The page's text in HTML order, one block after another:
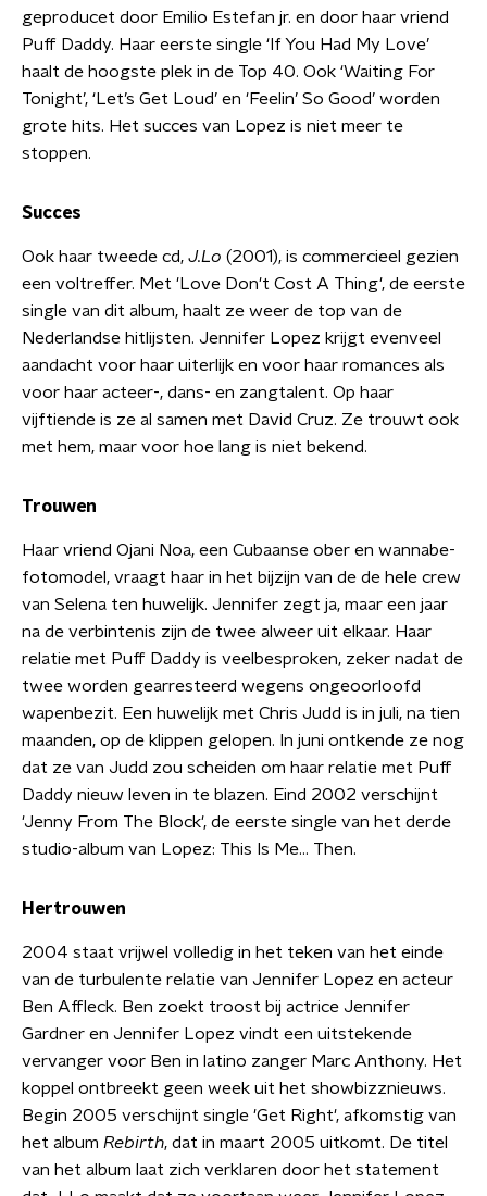
geproducet door Emilio Estefan jr. en door haar vriend
Puff Daddy. Haar eerste single ‘If You Had My Love’
haalt de hoogste plek in de Top 40. Ook ‘Waiting For
Tonight’, ‘Let’s Get Loud’ en 'Feelin’ So Good’ worden
grote hits. Het succes van Lopez is niet meer te
stoppen.
Succes
Ook haar tweede cd, J.Lo (2001), is commercieel gezien
een voltreffer. Met 'Love Don't Cost A Thing', de eerste
single van dit album, haalt ze weer de top van de
Nederlandse hitlijsten. Jennifer Lopez krijgt evenveel
aandacht voor haar uiterlijk en voor haar romances als
voor haar acteer-, dans- en zangtalent. Op haar
vijftiende is ze al samen met David Cruz. Ze trouwt ook
met hem, maar voor hoe lang is niet bekend.
Trouwen
Haar vriend Ojani Noa, een Cubaanse ober en wannabe-
fotomodel, vraagt haar in het bijzijn van de de hele crew
van Selena ten huwelijk. Jennifer zegt ja, maar een jaar
na de verbintenis zijn de twee alweer uit elkaar. Haar
relatie met Puff Daddy is veelbesproken, zeker nadat de
twee worden gearresteerd wegens ongeoorloofd
wapenbezit. Een huwelijk met Chris Judd is in juli, na tien
maanden, op de klippen gelopen. In juni ontkende ze nog
dat ze van Judd zou scheiden om haar relatie met Puff
Daddy nieuw leven in te blazen. Eind 2002 verschijnt
'Jenny From The Block', de eerste single van het derde
studio-album van Lopez: This Is Me... Then.
Hertrouwen
2004 staat vrijwel volledig in het teken van het einde
van de turbulente relatie van Jennifer Lopez en acteur
Ben Affleck. Ben zoekt troost bij actrice Jennifer
Gardner en Jennifer Lopez vindt een uitstekende
vervanger voor Ben in latino zanger Marc Anthony. Het
koppel ontbreekt geen week uit het showbizznieuws.
Begin 2005 verschijnt single 'Get Right', afkomstig van
het album Rebirth, dat in maart 2005 uitkomt. De titel
van het album laat zich verklaren door het statement